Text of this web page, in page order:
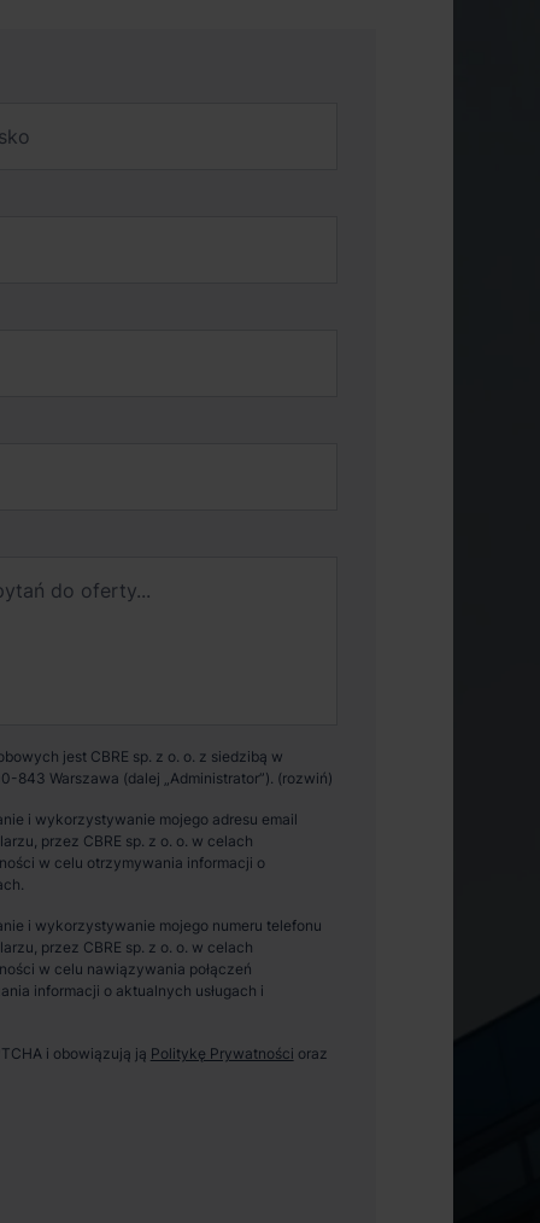
jest CBRE sp. z o. o. z siedzibą w
843 Warszawa (dalej „Administrator”).
i wykorzystywanie mojego adresu email
przez CBRE sp. z o. o. w celach
w celu otrzymywania informacji o
i wykorzystywanie mojego numeru telefonu
przez CBRE sp. z o. o. w celach
w celu nawiązywania połączeń
informacji o aktualnych usługach i
i obowiązują ją Politykę Prywatności oraz